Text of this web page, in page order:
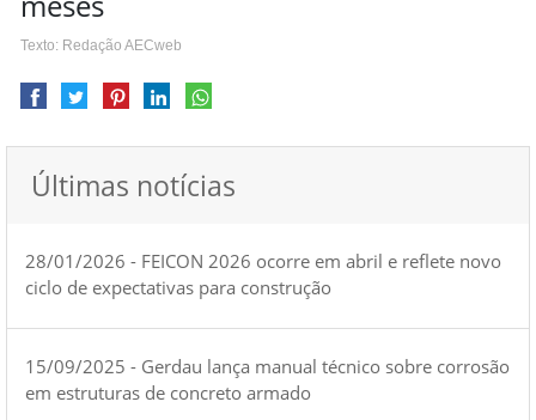
Texto: Redação AECweb
Últimas notícias
28/01/2026 - FEICON 2026 ocorre em abril e reflete novo
ciclo de expectativas para construção
15/09/2025 - Gerdau lança manual técnico sobre corrosão
em estruturas de concreto armado